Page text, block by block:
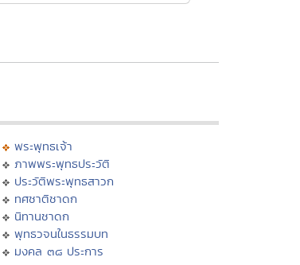
พระพุทธเจ้า
ภาพพระพุทธประวัติ
ประวัติพระพุทธสาวก
ทศชาติชาดก
นิทานชาดก
พุทธวจนในธรรมบท
มงคล ๓๘ ประการ